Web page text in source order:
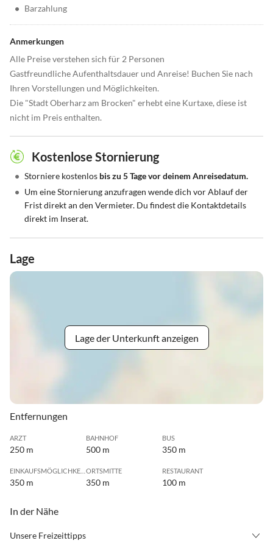
• Barzahlung
Anmerkungen
Alle Preise verstehen sich für 2 Personen
Gastfreundliche Aufenthaltsdauer und Anreise! Buchen Sie nach
Ihren Vorstellungen und Möglichkeiten.
Die "Stadt Oberharz am Brocken" erhebt eine Kurtaxe, diese ist
nicht im Preis enthalten.
Kostenlose Stornierung
• Storniere kostenlos bis zu 5 Tage vor deinem Anreisedatum.
• Um eine Stornierung anzufragen wende dich vor Ablauf der
Frist direkt an den Vermieter. Du findest die Kontaktdetails
direkt im Inserat.
Lage
Lage der Unterkunft anzeigen
Entfernungen
ARZT
250 m
BAHNHOF
500 m
BUS
350 m
350 m
ORTSMITTE
350 m
RESTAURANT
100 m
In der Nähe
Unsere Freizeittipps